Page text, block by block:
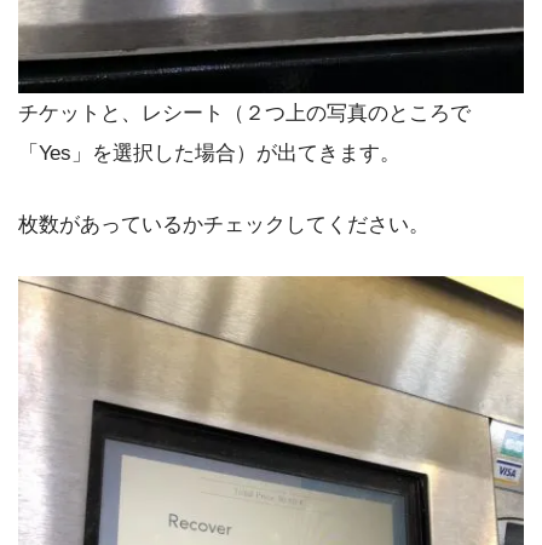
チケットと、レシート（２つ上の写真のところで
「Yes」を選択した場合）が出てきます。
枚数があっているかチェックしてください。